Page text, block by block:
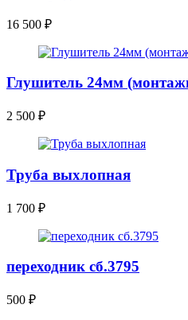
16 500 ₽
Глушитель 24мм
2 500 ₽
Труба выхлопная
1 700 ₽
переходник сб.3795
500 ₽